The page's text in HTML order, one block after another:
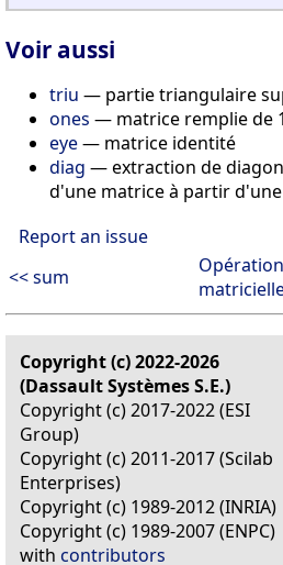
Voir aussi
triu — partie triangulaire
ones — matrice remplie de 1
eye— matrice identité
diag — extraction de
d'une matrice à partir
Report an issue
<< sum
Copyright (c) 2022-2026
(Dassault Systèmes S.E.)
Copyright (c) 2017-2022 (ESI
Group)
Copyright (c) 2011-2017 (Scilab
Enterprises)
Copyright (c) 1989-2012 (INRIA)
Copyright (c) 1989-2007 (ENPC)
with contributors